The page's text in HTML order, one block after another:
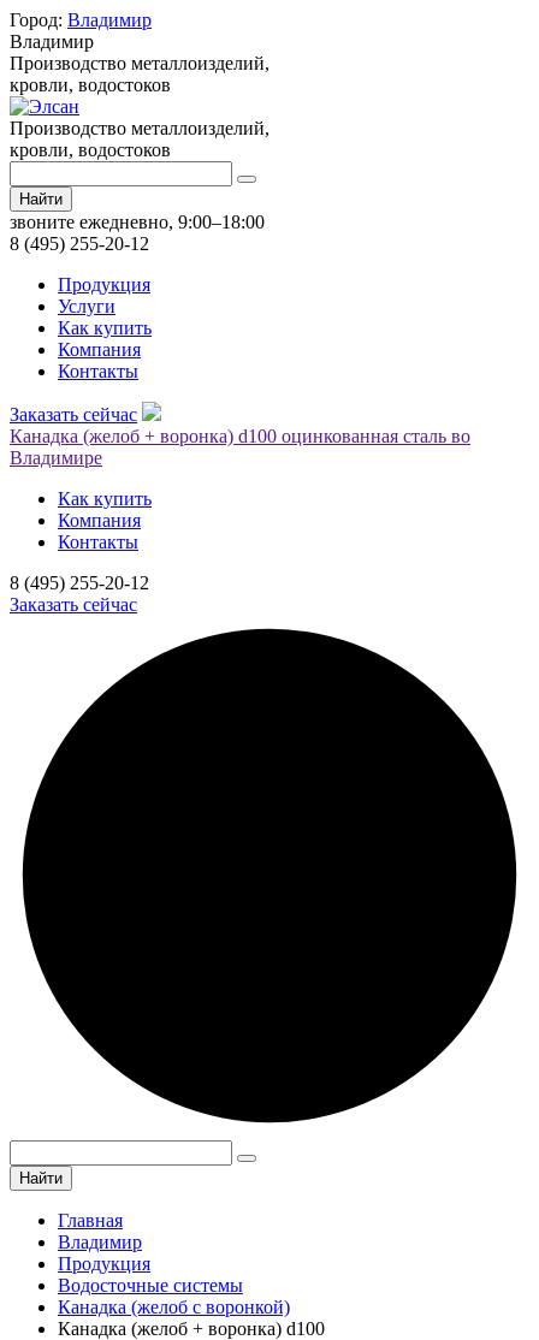
Город: Владимир
Владимир
Производство металлоизделий,
кровли, водостоков
Производство металлоизделий,
кровли, водостоков
Найти
звоните ежедневно, 9:00–18:00
8 (495) 255-20-12
Продукция
Услуги
Как купить
Компания
Контакты
Заказать сейчас
Канадка (желоб + воронка) d100 оцинкованная сталь во
Владимире
Как купить
Компания
Контакты
8 (495) 255-20-12
Заказать сейчас
Найти
Главная
Владимир
Продукция
Водосточные системы
Канадка (желоб с воронкой)
Канадка (желоб + воронка) d100